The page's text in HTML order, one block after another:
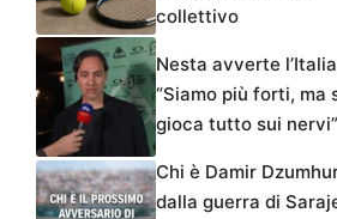
collettivo
Nesta avverte
“Siamo più forti, ma
gioca tutto sui nervi”
Chi è Damir
dalla guerra di